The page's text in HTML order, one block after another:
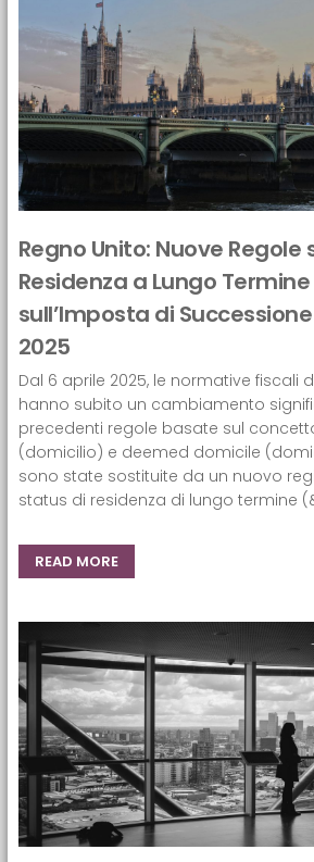
Regno Unito: Nuove Regole
Residenza a Lungo
sull’Imposta di
2025
Dal 6 aprile 2025, le normative fiscali
hanno subito un cambiamento
precedenti regole basate sul
(domicilio) e deemed domicile
sono state sostituite da un nuovo
status di residenza di lungo termine
READ MORE